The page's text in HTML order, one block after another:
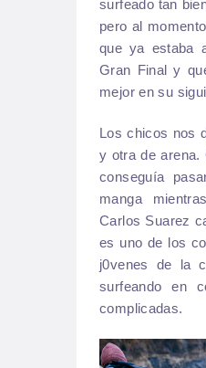
surfeado tan
pero al
que ya estaba
Gran Final y
mejor en su
Los chicos nos
y otra de arena.
conseguía
manga
Carlos Suarez
es uno de los
j0venes de la
surfeando en
complicadas.